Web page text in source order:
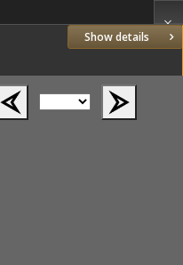
Show details